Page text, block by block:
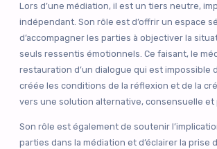
Lors d’une médiation, il est un tiers neutre,
indépendant. Son rôle est d’offrir un espace
d’accompagner les parties à objectiver la
seuls ressentis émotionnels. Ce faisant, le
restauration d’un dialogue qui est impossible
créée les conditions de la réflexion et de la
vers une solution alternative, consensuelle et
Son rôle est également de soutenir
parties dans la médiation et d’éclairer la prise